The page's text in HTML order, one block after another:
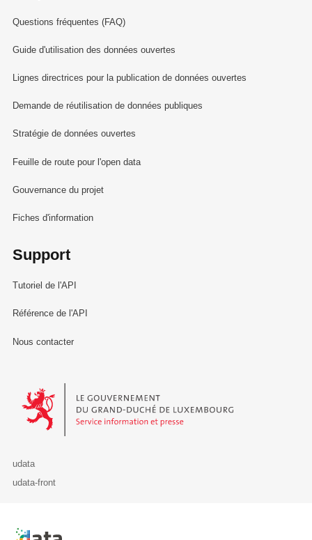
Questions fréquentes (FAQ)
Guide d'utilisation des données ouvertes
Lignes directrices pour la publication de données ouvertes
Demande de réutilisation de données publiques
Stratégie de données ouvertes
Feuille de route pour l'open data
Gouvernance du projet
Fiches d'information
Support
Tutoriel de l'API
Référence de l'API
Nous contacter
Le Gouvernement du Grand-Duché de Luxembourg - Service
udata
udata-front
Retour à l'accueil de data.public.lu